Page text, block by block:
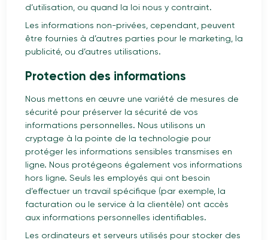
d’utilisation, ou quand la loi nous y contraint.
Les informations non-privées, cependant, peuvent
être fournies à d’autres parties pour le marketing, la
publicité, ou d’autres utilisations.
Protection des informations
Nous mettons en œuvre une variété de mesures de
sécurité pour préserver la sécurité de vos
informations personnelles. Nous utilisons un
cryptage à la pointe de la technologie pour
protéger les informations sensibles transmises en
ligne. Nous protégeons également vos informations
hors ligne. Seuls les employés qui ont besoin
d’effectuer un travail spécifique (par exemple, la
facturation ou le service à la clientèle) ont accès
aux informations personnelles identifiables.
Les ordinateurs et serveurs utilisés pour stocker des